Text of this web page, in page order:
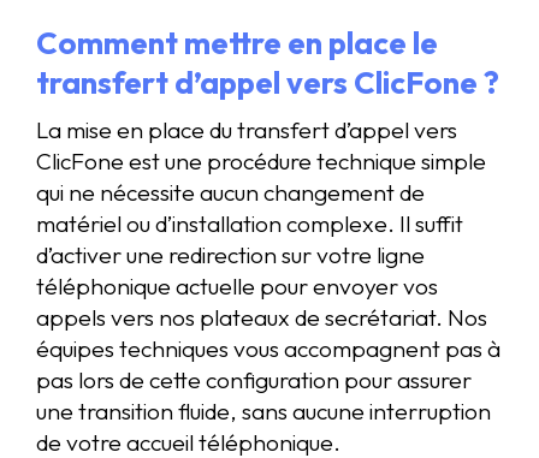
Comment mettre en place le
transfert d’appel vers ClicFone ?
La mise en place du transfert d’appel vers
ClicFone est une procédure technique simple
qui ne nécessite aucun changement de
matériel ou d’installation complexe. Il suffit
d’activer une redirection sur votre ligne
téléphonique actuelle pour envoyer vos
appels vers nos plateaux de secrétariat. Nos
équipes techniques vous accompagnent pas à
pas lors de cette configuration pour assurer
une transition fluide, sans aucune interruption
de votre accueil téléphonique.